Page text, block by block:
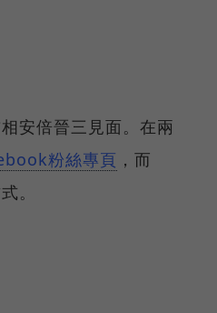
安倍晉三見面。在兩
粉絲專頁 ，而
。